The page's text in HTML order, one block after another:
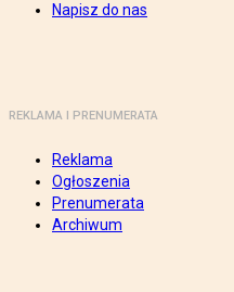
Napisz do nas
REKLAMA I PRENUMERATA
Reklama
Ogłoszenia
Prenumerata
Archiwum